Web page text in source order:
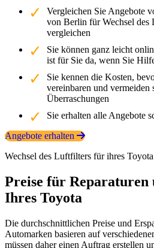
Vergleichen Sie Angebote
von Berlin für Wechsel des
vergleichen
Sie können ganz leicht
ist für Sie da, wenn Sie
Sie kennen die Kosten,
vereinbaren und vermeiden
Überraschungen
Sie erhalten alle Angebote
Angebote erhalten
Wechsel des Luftfilters für ihres
Preise für Reparaturen
Ihres Toyota
Die durchschnittlichen Preise und
Automarken basieren auf
müssen daher einen Auftrag erstellen